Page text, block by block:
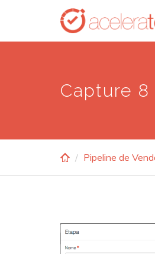
main
Capture 8
Pipeline de